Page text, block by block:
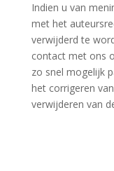
Indien u van
met het
verwijderd te
contact met ons
zo snel mogelijk
het corrigeren
verwijderen van